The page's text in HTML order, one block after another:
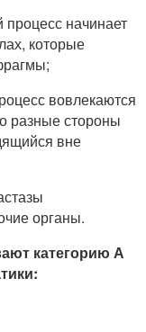
начинает
которые
вовлекаются
разные стороны
вне
органы.
категорию А